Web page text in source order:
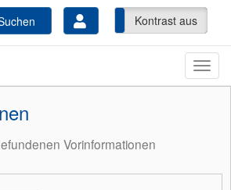
Kontrast ein Kontrast aus
Vorinformationen